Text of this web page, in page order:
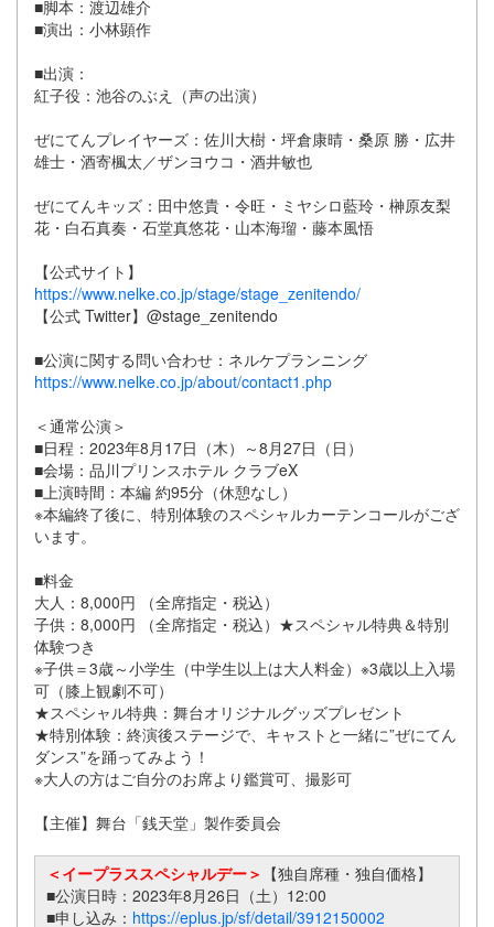
■脚本：渡辺雄介
■演出：小林顕作
■出演：
紅子役：池谷のぶえ（声の出演）
ぜにてんプレイヤーズ：佐川大樹・坪倉康晴・桑原 勝・広井
雄士・酒寄楓太／ザンヨウコ・酒井敏也
ぜにてんキッズ：田中悠貴・令旺・ミヤシロ藍玲・榊原友梨
花・白石真奏・石堂真悠花・山本海瑠・藤本風悟
【公式サイト】
https://www.nelke.co.jp/stage/stage_zenitendo/
【公式 Twitter】@stage_zenitendo
■公演に関する問い合わせ：ネルケプランニング
https://www.nelke.co.jp/about/contact1.php
＜通常公演＞
■日程：2023年8月17日（木）～8月27日（日）
■会場：品川プリンスホテル クラブeX
■上演時間：本編 約95分（休憩なし）
※本編終了後に、特別体験のスペシャルカーテンコールがござ
います。
■料金
大人：8,000円 （全席指定・税込）
子供：8,000円 （全席指定・税込）★スペシャル特典＆特別
体験つき
※子供＝3歳～小学生（中学生以上は大人料金）※3歳以上入場
可（膝上観劇不可）
★スペシャル特典：舞台オリジナルグッズプレゼント
★特別体験：終演後ステージで、キャストと一緒に”ぜにてん
ダンス”を踊ってみよう！
※大人の方はご自分のお席より鑑賞可、撮影可
【主催】舞台「銭天堂」製作委員会
＜イープラススペシャルデー＞ 【独自席種・独自価格】
■公演日時：2023年8月26日（土）12:00
■申し込み： https://eplus.jp/sf/detail/3912150002